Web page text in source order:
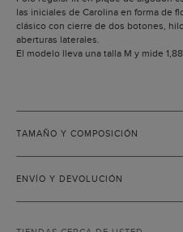
las iniciales de Carolina en forma de
clásico con cierre de dos botones,
aberturas laterales.
El modelo lleva una talla M y mide
TAMAÑO Y COMPOSICIÓN
ENVÍO Y DEVOLUCIÓN